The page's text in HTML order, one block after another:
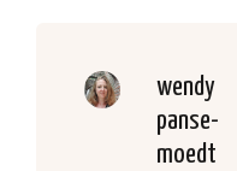
wendy
panse-
moedt